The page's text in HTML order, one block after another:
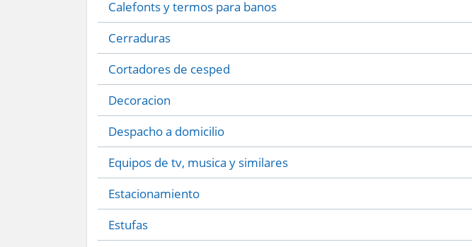
Calefonts y termos para banos
Cerraduras
Cortadores de cesped
Decoracion
Despacho a domicilio
Equipos de tv, musica y similares
Estacionamiento
Estufas